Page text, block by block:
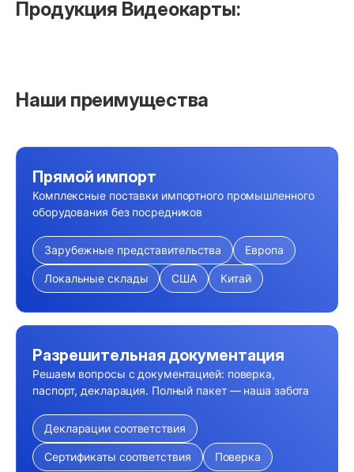
Продукция Видеокарты:
Наши преимущества
Прямой импорт
Комплексные поставки импортного промышленного
оборудования без посредников
Зарубежные представительства Европа
Локальные склады США Китай
Разрешительная документация
Решаем вопросы с документацией: поверка,
паспорт, декларация. Полный пакет — наша забота
Декларации соответствия
Сертификаты соответствия Поверка